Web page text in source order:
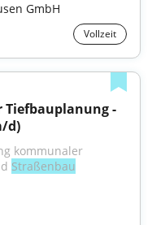
GmbH
Vollzeit
-
d)
kommunaler
Straßenbau